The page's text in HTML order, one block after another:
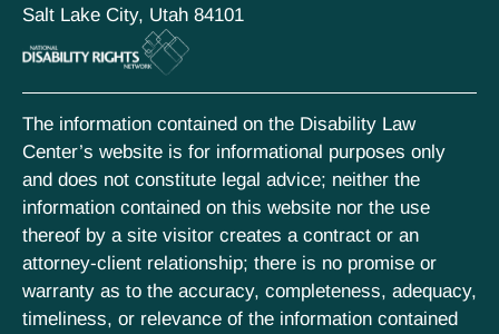
Salt Lake City, Utah 84101
The information contained on the Disability Law
Center’s website is for informational purposes only
and does not constitute legal advice; neither the
information contained on this website nor the use
thereof by a site visitor creates a contract or an
attorney-client relationship; there is no promise or
warranty as to the accuracy, completeness, adequacy,
timeliness, or relevance of the information contained